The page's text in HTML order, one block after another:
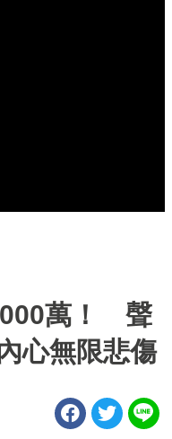
萬！ 聲
心無限悲傷